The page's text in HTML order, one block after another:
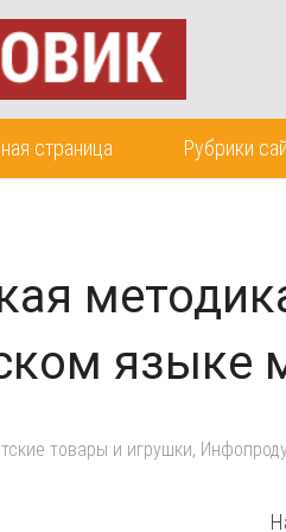
страница Рубрики
языке
товары и игрушки,